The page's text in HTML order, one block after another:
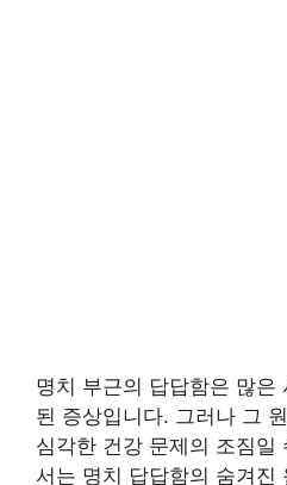
명치 부근의 답답함은 많은
된 증상입니다. 그러나 그
심각한 건강 문제의 조짐일
서는 명치 답답함의 숨겨진